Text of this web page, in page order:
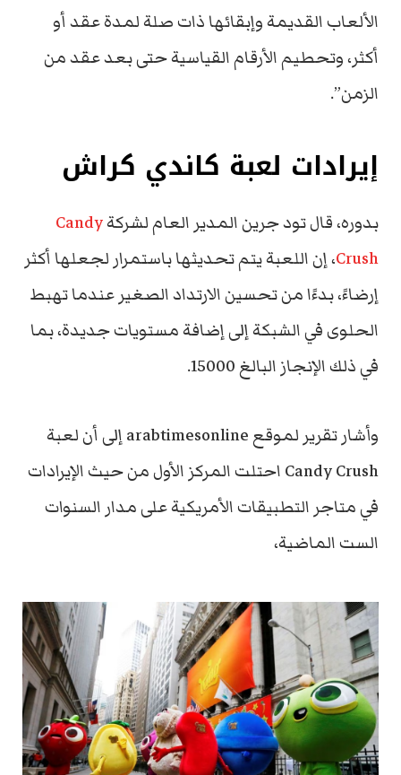
الألعاب القديمة وإبقائها ذات صلة لمدة عقد أو
أكثر، وتحطيم الأرقام القياسية حتى بعد عقد من
الزمن”.
إيرادات لعبة كاندي كراش
بدوره، قال تود جرين المدير العام لشركةCandy
Crush، إن اللعبة يتم تحديثها باستمرار لجعلها أكثر
إرضاءً، بدءًا من تحسين الارتداد الصغير عندما تهبط
الحلوى في الشبكة إلى إضافة مستويات جديدة، بما
في ذلك الإنجاز البالغ 15000.
وأشار تقرير لموقع arabtimesonline إلى أن لعبة
Candy Crush احتلت المركز الأول من حيث الإيرادات
في متاجر التطبيقات الأمريكية على مدار السنوات
الست الماضية،